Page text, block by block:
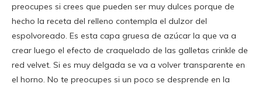
preocupes si crees que pueden ser muy dulces porque de
hecho la receta del relleno contempla el dulzor del
espolvoreado. Es esta capa gruesa de azúcar la que va a
crear luego el efecto de craquelado de las galletas crinkle de
red velvet. Si es muy delgada se va a volver transparente en
el horno. No te preocupes si un poco se desprende en la